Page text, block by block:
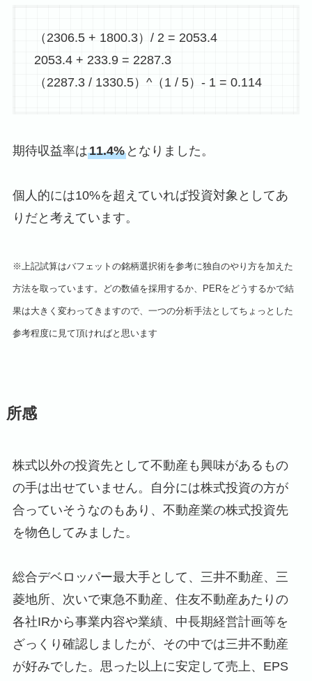
（2306.5 + 1800.3）/ 2 = 2053.4
2053.4 + 233.9 = 2287.3
（2287.3 / 1330.5）^（1 / 5）- 1 = 0.114
期待収益率は11.4%となりました。
個人的には10%を超えていれば投資対象としてあ
りだと考えています。
※上記試算はバフェットの銘柄選択術を参考に独自のやり方を加えた
方法を取っています。どの数値を採用するか、PERをどうするかで結
果は大きく変わってきますので、一つの分析手法としてちょっとした
参考程度に見て頂ければと思います
所感
株式以外の投資先として不動産も興味があるもの
の手は出せていません。自分には株式投資の方が
合っていそうなのもあり、不動産業の株式投資先
を物色してみました。
総合デベロッパー最大手として、三井不動産、三
菱地所、次いで東急不動産、住友不動産あたりの
各社IRから事業内容や業績、中長期経営計画等を
ざっくり確認しましたが、その中では三井不動産
が好みでした。思った以上に安定して売上、EPS